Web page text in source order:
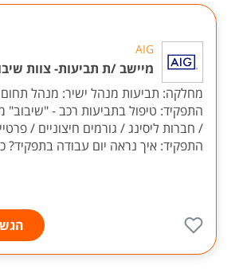
AIG
מיישב /ת תביעות- צוות
מחלקה: תביעות מנהל ישיר: מנהל
התפקיד: טיפול בתביעות רכב - "שיבוב"
/ חברות ליסינג / גורמים חיצוניים /
התפקיד: איך נראה יום עבודה בתפקיד?